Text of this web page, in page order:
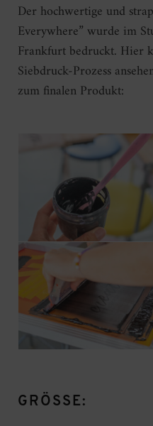
Der hochwertige und
Everywhere” wurde im
Frankfurt bedruckt. Hier
Siebdruck-Prozess
zum finalen Produkt:
GRÖSSE: